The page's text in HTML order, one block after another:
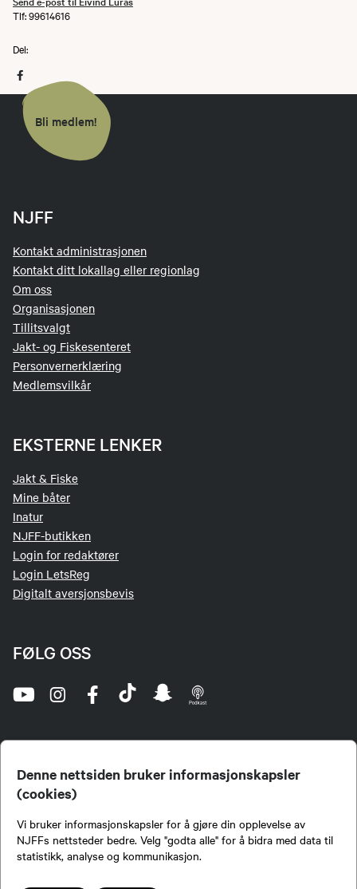
Denne nettsiden bruker informasjonskapsler
(cookies)
Vi bruker informasjonskapsler for å gjøre din opplevelse av
NJFFs nettsteder bedre. Velg "godta alle" for å bidra med data til
statistikk, analyse og kommunikasjon.
Tlf: 99614616
Del:
Bli medlem!
NJFF
Kontakt administrasjonen
Kontakt ditt lokallag eller regionlag
Om oss
Organisasjonen
Tillitsvalgt
Jakt- og Fiskesenteret
Personvernerklæring
Medlemsvilkår
EKSTERNE LENKER
Jakt & Fiske
Mine båter
Inatur
NJFF-butikken
Login for redaktører
Login LetsReg
Digitalt aversjonsbevis
FØLG OSS
jegere og sportsfiskere og et av de viktigste miljøene for formidling av kunnskap om jakt og
fiske i Norge. Vi er en partipolitisk nøytral organisasjon, men har et sterkt jakt-, fiske-, og
naturpolitisk engasjement i mange saker.